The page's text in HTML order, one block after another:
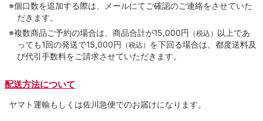
※個口数を追加する際は、メールにてご確認のご連絡をさせていた
だきます。
※複数商品ご予約の場合は、商品合計が15,000円 （税込） 以上であ
っても1回の発送で15,000円 （税込） を下回る場合は、都度送料及
び代引手数料をご請求させていただきます。
配送方法について
ヤマト運輸もしくは佐川急便でのお届けになります。